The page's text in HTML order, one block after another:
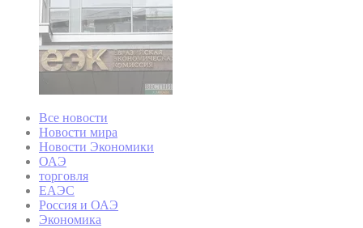
Все новости
Новости мира
Новости Экономики
ОАЭ
торговля
ЕАЭС
Россия и ОАЭ
Экономика